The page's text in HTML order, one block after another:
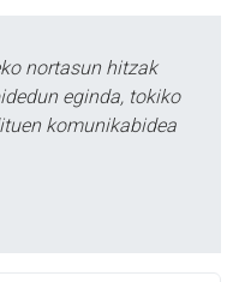
nortasun hitzak
eginda, tokiko
komunikabidea